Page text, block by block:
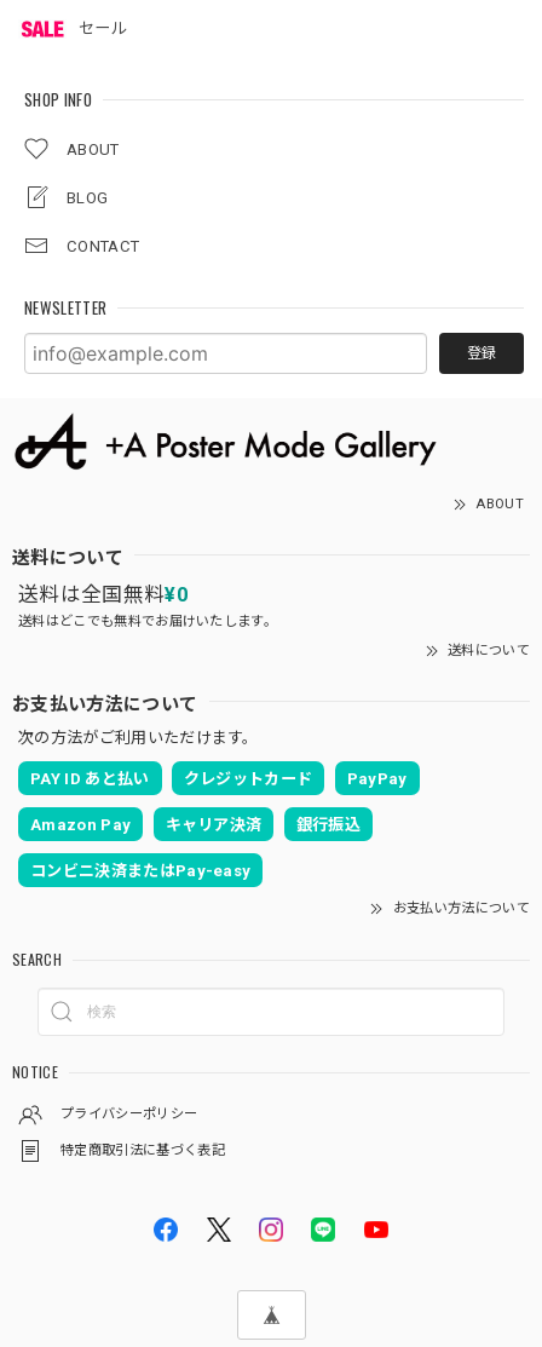
セール
SHOP INFO
ABOUT
BLOG
CONTACT
NEWSLETTER
登録
ABOUT
送料について
送料は全国無料¥0
送料はどこでも無料でお届けいたします。
送料について
お支払い方法について
次の方法がご利用いただけます。
PAY ID あと払い クレジットカード PayPay
Amazon Pay キャリア決済 銀行振込
コンビニ決済またはPay-easy
お支払い方法について
SEARCH
NOTICE
プライバシーポリシー
特定商取引法に基づく表記